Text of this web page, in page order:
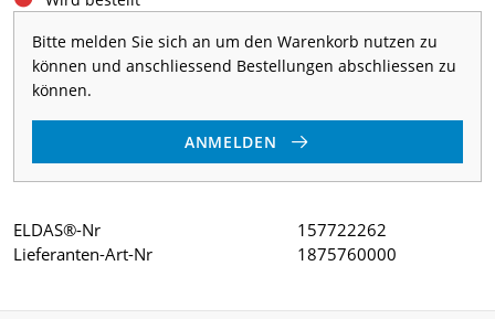
Bitte melden Sie sich an um den Warenkorb nutzen zu
können und anschliessend Bestellungen abschliessen zu
können.
ANMELDEN
ELDAS®-Nr
157722262
Lieferanten-Art-Nr
1875760000